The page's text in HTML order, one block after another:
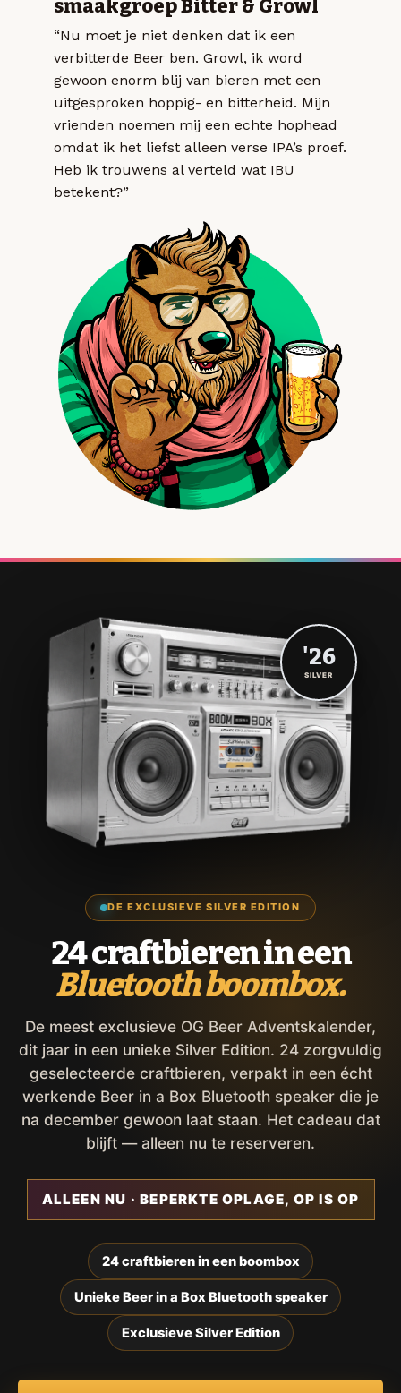
smaakgroep Bitter & Growl
“Nu moet je niet denken dat ik een
verbitterde Beer ben. Growl, ik word
gewoon enorm blij van bieren met een
uitgesproken hoppig- en bitterheid. Mijn
vrienden noemen mij een echte hophead
omdat ik het liefst alleen verse IPA’s proef.
Heb ik trouwens al verteld wat IBU
betekent?”
DE EXCLUSIEVE SILVER EDITION
24 craftbieren in een
Bluetooth boombox.
De meest exclusieve OG Beer Adventskalender,
dit jaar in een unieke Silver Edition. 24 zorgvuldig
geselecteerde craftbieren, verpakt in een écht
werkende Beer in a Box Bluetooth speaker die je
na december gewoon laat staan. Het cadeau dat
blijft — alleen nu te reserveren.
ALLEEN NU · BEPERKTE OPLAGE, OP IS OP
24 craftbieren in een boombox
Unieke Beer in a Box Bluetooth speaker
Exclusieve Silver Edition
'26
SILVER